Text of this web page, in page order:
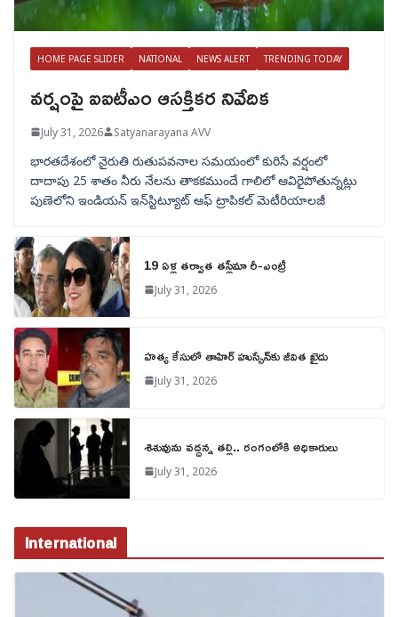
HOME PAGE SLIDER NATIONAL NEWS ALERT TRENDING TODAY
వర్షంపై ఐఐటీఎం ఆసక్తికర నివేదిక
July 31, 2026 Satyanarayana AVV
భారతదేశంలో నైరుతి రుతుపవనాల సమయంలో కురిసే వర్షంలో
దాదాపు 25 శాతం నీరు నేలను తాకకముందే గాలిలో ఆవిరైపోతున్నట్లు
పుణెలోని ఇండియన్ ఇన్‌స్టిట్యూట్ ఆఫ్ ట్రాపికల్ మెటీరియాలజీ
19 ఏళ్ల తర్వాత తస్లీమా రీ-ఎంట్రీ
July 31, 2026
హత్య కేసులో తాహిర్ హుస్సేన్‌కు జీవిత ఖైదు
July 31, 2026
శిశువును వద్దన్న తల్లి.. రంగంలోకి అధికారులు
July 31, 2026
International